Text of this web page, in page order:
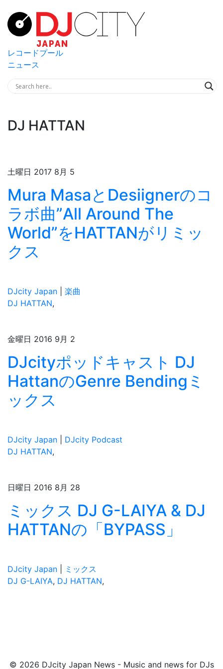
レコードプール
ニュース
DJ HATTAN
土曜日 2017 8月 5
Mura MasaとDesiignerのコ
ラボ曲”All Around The
World”をHATTANがリミッ
クス
DJcity Japan
楽曲
DJ HATTAN,
金曜日 2016 9月 2
DJcityポッドキャスト DJ
HattanのGenre Bendingミ
ックス
DJcity Japan
DJcity Podcast
DJ HATTAN,
日曜日 2016 8月 28
ミックス DJ G-LAIYA & DJ
HATTANの「BYPASS」
DJcity Japan
ミックス
DJ G-LAIYA, DJ HATTAN,
© 2026 DJcity Japan News - Music and news for DJs